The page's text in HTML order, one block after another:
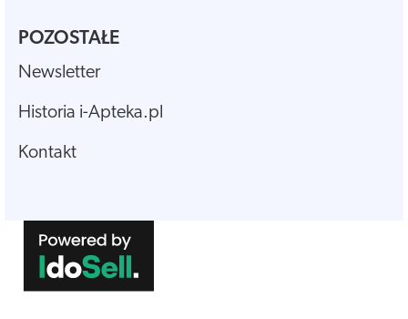
POZOSTAŁE
Newsletter
Historia i-Apteka.pl
Kontakt